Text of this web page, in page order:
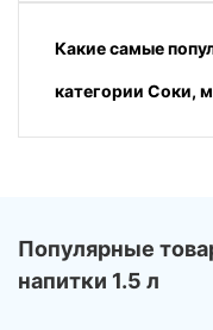
Какие самые
категории Соки,
Популярные
напитки 1.5 л